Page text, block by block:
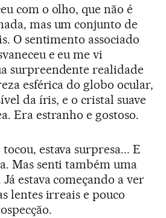
com o olho, que não é
mas um conjunto de
O sentimento associado
e eu me vi
surpreendente realidade
esférica do globo ocular,
da íris, e o cristal suave
Era estranho e gostoso.
estava surpresa... E
Mas senti também uma
estava começando a ver
lentes irreais e pouco